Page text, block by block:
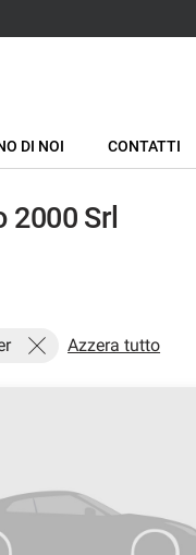
DI NOI CONTATTI
2000 Srl
Azzera tutto